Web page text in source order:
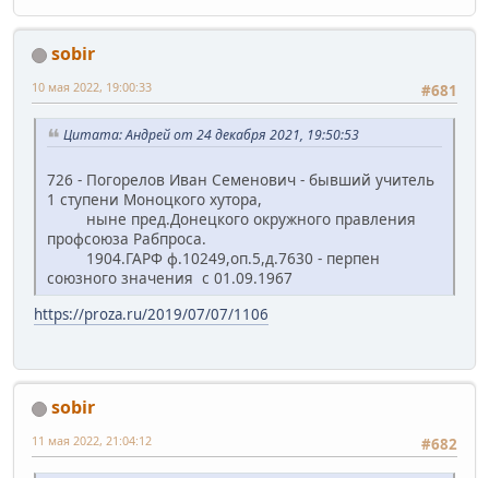
sobir
#681
10 мая 2022, 19:00:33
Цитата: Андрей от 24 декабря 2021, 19:50:53
726 - Погорелов Иван Семенович - бывший учитель
1 ступени Моноцкого хутора,
ныне пред.Донецкого окружного правления
профсоюза Рабпроса.
1904.ГАРФ ф.10249,оп.5,д.7630 - перпен
союзного значения с 01.09.1967
https://proza.ru/2019/07/07/1106
sobir
#682
11 мая 2022, 21:04:12